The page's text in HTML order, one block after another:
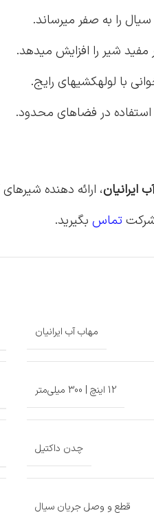
را به صفر میرساند.
شیر را افزایش میدهد.
ایرانیان، ارائه دهنده
شرکت تماس بگیرید.
مهاب آب ایرانیان
12 اینچ | 300 میلی‌متر
چدن داکتیل
قطع و وصل جریان سیال